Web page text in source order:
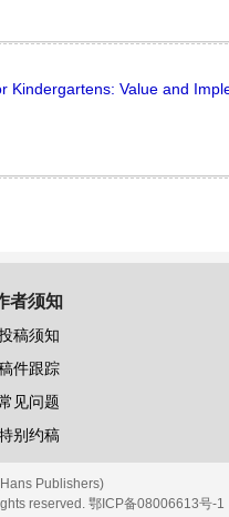
Kindergartens: Value and
者须知
稿须知
件跟踪
见问题
别约稿
Publishers)
reserved. 鄂ICP备08006613号-1